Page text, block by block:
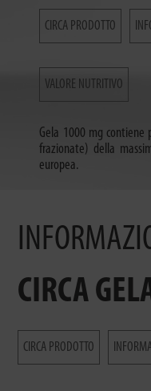
CIRCA PRODOTTO
VALORE NUTRITIVO
Gela 1000 mg
frazionate) della
europea.
CIRCA
CIRCA PRODOTTO